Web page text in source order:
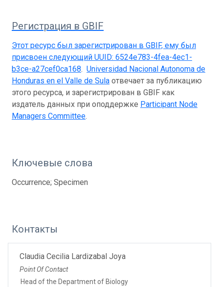
Регистрация в GBIF
Этот ресурс был зарегистрирован в GBIF, ему был
присвоен следующий UUID: 6524e783-4fea-4ec1-
b3ce-a27cef0ca168. Universidad Nacional Autonoma de
Honduras en el Valle de Sula отвечает за публикацию
этого ресурса, и зарегистрирован в GBIF как
издатель данных при оподдержке Participant Node
Managers Committee.
Ключевые слова
Occurrence; Specimen
Контакты
Claudia Cecilia Lardizabal Joya
Point Of Contact
Head of the Department of Biology